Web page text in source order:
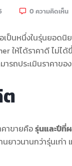
0 ความคิดเห็น
ป็นหนึ่งในรุ่นยอดนิ
ให้ได้ราคาดี ไม่ไ
ารถประเมินราคาข
าขายคือรุ่นและปีที่
นยาวนานกว่ารุ่นเ